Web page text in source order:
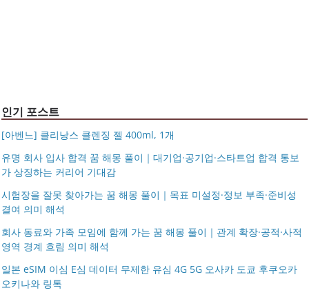
인기 포스트
[아벤느] 클리낭스 클렌징 젤 400ml, 1개
유명 회사 입사 합격 꿈 해몽 풀이｜대기업·공기업·스타트업 합격 통보
가 상징하는 커리어 기대감
시험장을 잘못 찾아가는 꿈 해몽 풀이｜목표 미설정·정보 부족·준비성
결여 의미 해석
회사 동료와 가족 모임에 함께 가는 꿈 해몽 풀이｜관계 확장·공적·사적
영역 경계 흐림 의미 해석
일본 eSIM 이심 E심 데이터 무제한 유심 4G 5G 오사카 도쿄 후쿠오카
오키나와 링톡